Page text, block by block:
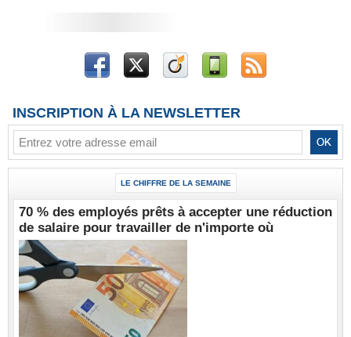
INSCRIPTION À LA NEWSLETTER
LE CHIFFRE DE LA SEMAINE
70 % des employés prêts à accepter une réduction
de salaire pour travailler de n'importe où